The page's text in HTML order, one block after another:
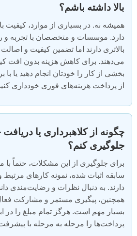
بالا داشته باشم؟
همیشه نه. در بسیاری از موارد، کیفیت
دارد. موسسات و متخصصان با تجربه و
بالاتری دارند اما تضمین کیفیت و اصالت
می‌دهند. برای کاهش هزینه بدون افت
بخشی از کار را خودتان انجام دهید یا با
از پرداخت هزینه‌های فوری خودداری
چگونه از کلاهبرداری یا
جلوگیری کنم؟
برای جلوگیری از این مشکلات، حتماً با
سابقه اثبات شده، نمونه کارهای
دارند. به دنبال نظرات و رضایت‌مندی
همچنین، پیگیری مستمر و مشارکت
بسیار مهم است. هرگز تمام مبلغ را در
پرداخت‌ها را مرحله به مرحله با